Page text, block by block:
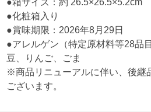
●箱サイズ：約 26.5×26.5×5.2cm
●化粧箱入り
●賞味期限：2026年8月29日
●アレルゲン（特定原材料等28品
豆、りんご、ごま
※商品リニューアルに伴い、後継
ございます。